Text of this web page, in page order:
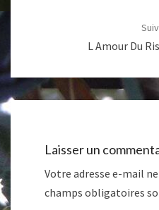
L Amour Du
Laisser un
Votre adresse e-mail
champs obligatoires